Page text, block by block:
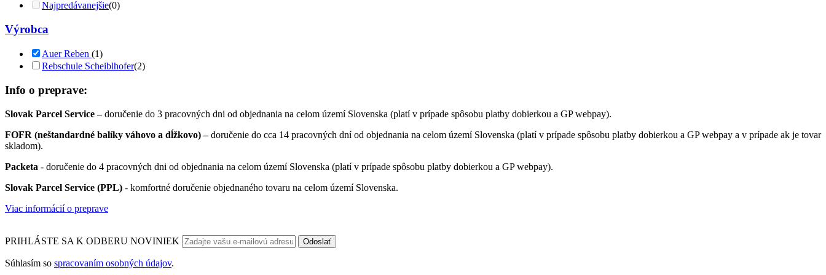
Najpredávanejšie(0)
Výrobca
Auer Reben (1)
Rebschule Scheiblhofer(2)
Info o preprave:
Slovak Parcel Service –doručenie do 3 pracovných dni od objednania na celom území Slovenska (platí v prípade spôsobu platby dobierkou a GP webpay).
FOFR (neštandardné balíky váhovo a dĺžkovo) –doručenie do cca 14 pracovných dní od objednania na celom území Slovenska (platí v prípade spôsobu platby dobierkou a GP webpay a v prípade ak je tovar
skladom).
Packeta - doručenie do 4 pracovných dni od objednania na celom území Slovenska (platí v prípade spôsobu platby dobierkou a GP webpay).
Slovak Parcel Service (PPL) - komfortné doručenie objednaného tovaru na celom území Slovenska.
Viac informácií o preprave
PRIHLÁSTE SA K ODBERU NOVINIEK Odoslať
Súhlasím so spracovaním osobných údajov.